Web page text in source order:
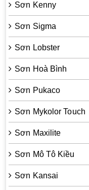
Sơn Kenny
Sơn Sigma
Sơn Lobster
Sơn Hoà Bình
Sơn Pukaco
Sơn Mykolor Touch
Sơn Maxilite
Sơn Mô Tô Kiều
Sơn Kansai